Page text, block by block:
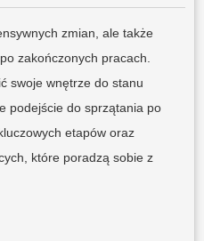
zmian, ale także
zakończonych pracach.
swoje wnętrze do stanu
podejście do sprzątania po
etapów oraz
które poradzą sobie z